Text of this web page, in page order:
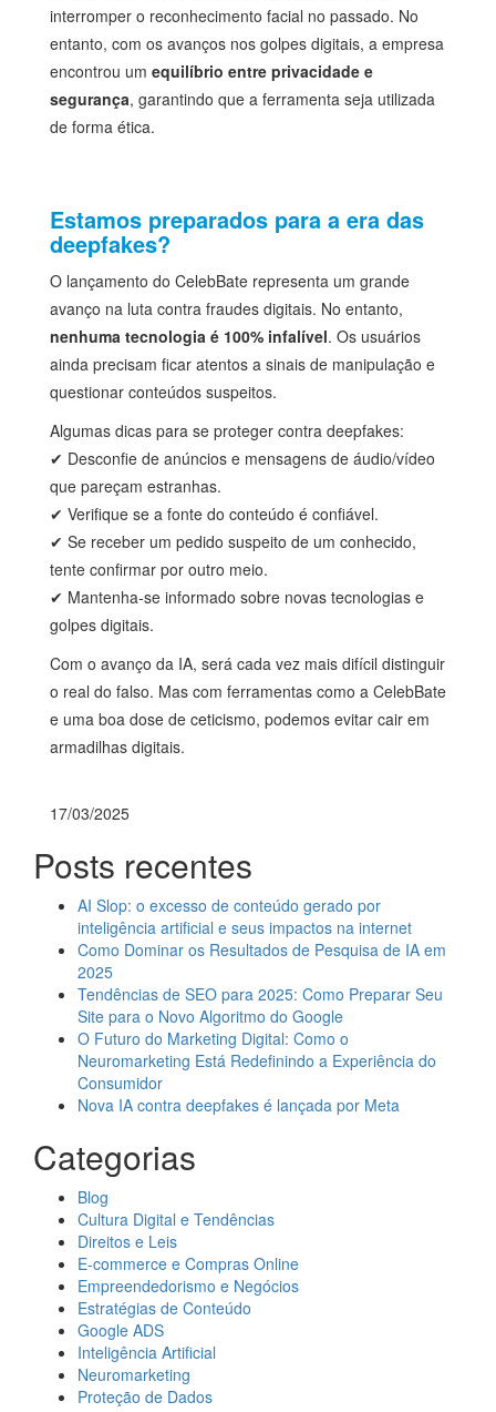
interromper o reconhecimento facial no passado. No
entanto, com os avanços nos golpes digitais, a empresa
encontrou um equilíbrio entre privacidade e
segurança, garantindo que a ferramenta seja utilizada
de forma ética.
Estamos preparados para a era das
deepfakes?
O lançamento do CelebBate representa um grande
avanço na luta contra fraudes digitais. No entanto,
nenhuma tecnologia é 100% infalível. Os usuários
ainda precisam ficar atentos a sinais de manipulação e
questionar conteúdos suspeitos.
Algumas dicas para se proteger contra deepfakes:
✔ Desconfie de anúncios e mensagens de áudio/vídeo
que pareçam estranhas.
✔ Verifique se a fonte do conteúdo é confiável.
✔ Se receber um pedido suspeito de um conhecido,
tente confirmar por outro meio.
✔ Mantenha-se informado sobre novas tecnologias e
golpes digitais.
Com o avanço da IA, será cada vez mais difícil distinguir
o real do falso. Mas com ferramentas como a CelebBate
e uma boa dose de ceticismo, podemos evitar cair em
armadilhas digitais.
17/03/2025
Posts recentes
AI Slop: o excesso de conteúdo gerado por
inteligência artificial e seus impactos na internet
Como Dominar os Resultados de Pesquisa de IA em
2025
Tendências de SEO para 2025: Como Preparar Seu
Site para o Novo Algoritmo do Google
O Futuro do Marketing Digital: Como o
Neuromarketing Está Redefinindo a Experiência do
Consumidor
Nova IA contra deepfakes é lançada por Meta
Categorias
Blog
Cultura Digital e Tendências
Direitos e Leis
E-commerce e Compras Online
Empreendedorismo e Negócios
Estratégias de Conteúdo
Google ADS
Inteligência Artificial
Neuromarketing
Proteção de Dados